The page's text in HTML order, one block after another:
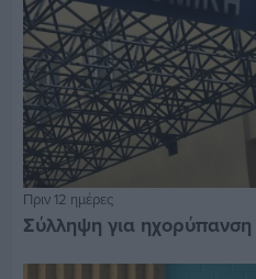
Πριν 12 ημέρες
Σύλληψη για ηχορύπανση